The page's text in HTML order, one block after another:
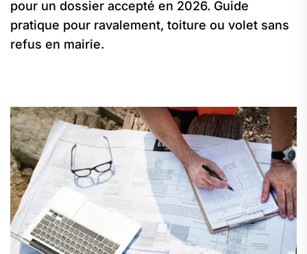
pour un dossier accepté en 2026. Guide
pratique pour ravalement, toiture ou volet sans
refus en mairie.